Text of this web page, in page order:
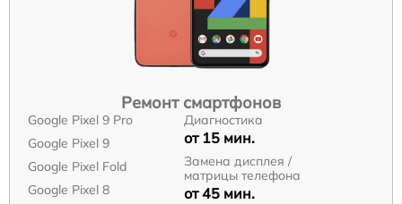
Ремонт смартфонов
Google Pixel 9 Pro
Google Pixel 9
Google Pixel Fold
Google Pixel 8
Диагностика
от 15 мин.
Замена дисплея /
матрицы телефона
от 45 мин.